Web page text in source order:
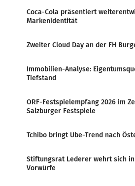
Coca-Cola präsentiert
Markenidentität
Zweiter Cloud Day an der FH
Immobilien-Analyse:
Tiefstand
ORF-Festspielempfang 2026 im
Salzburger Festspiele
Tchibo bringt Ube-Trend nach
Stiftungsrat Lederer wehrt sich in
Vorwürfe